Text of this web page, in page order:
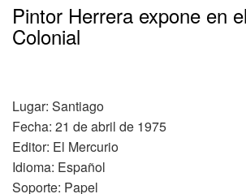
Pintor Herrera expone en
Colonial
Lugar: Santiago
Fecha: 21 de abril de 1975
Editor: El Mercurio
Idioma: Español
Soporte: Papel